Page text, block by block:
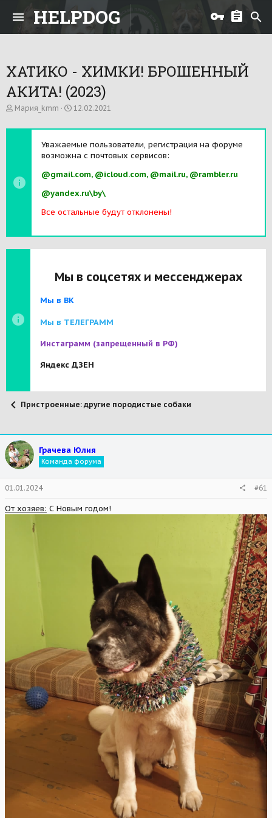
HELPDOG
ХАТИКО - ХИМКИ! БРОШЕННЫЙ
АКИТА! (2023)
А
т
м
ы
Мария_kmm
Д
т
н
а
а
а
12.02.2021
Уважаемые пользователи, регистрация на форуме
возможна с почтовых сервисов:
@gmail.com, @icloud.com, @mail.ru, @rambler.ru
@yandex.ru\by\
Все остальные будут отклонены!
Мы в соцсетях и мессенджерах
Мы в ВК
Мы в ТЕЛЕГРАММ
Инстаграмм (запрещенный в РФ)
Яндекс ДЗЕН
Пристроенные: другие породистые собаки
Грачева Юлия
Команда форума
01.01.2024 #61
От хозяев: С Новым годом!